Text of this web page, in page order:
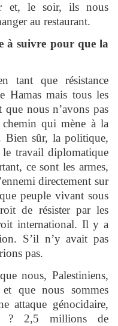
et, le soir, ils nous
au restaurant.
à suivre pour que la
tant que résistance
Hamas mais tous les
nous n’avons pas
qui mène à la
Bien sûr, la politique,
le travail diplomatique
ce sont les armes,
directement sur
peuple vivant sous
de résister par les
international. Il y a
S’il n’y avait pas
pas.
nous, Palestiniens,
que nous sommes
attaque génocidaire,
? 2,5 millions de